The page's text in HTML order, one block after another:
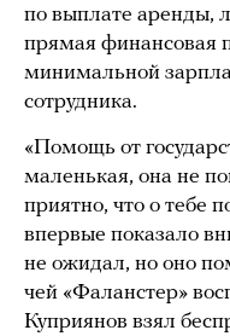
по выплате аренды,
прямая финансовая
минимальной
сотрудника.
«Помощь от
маленькая, она не
приятно, что о тебе
впервые показало
не ожидал, но оно
чей «Фаланстер»
Куприянов взял